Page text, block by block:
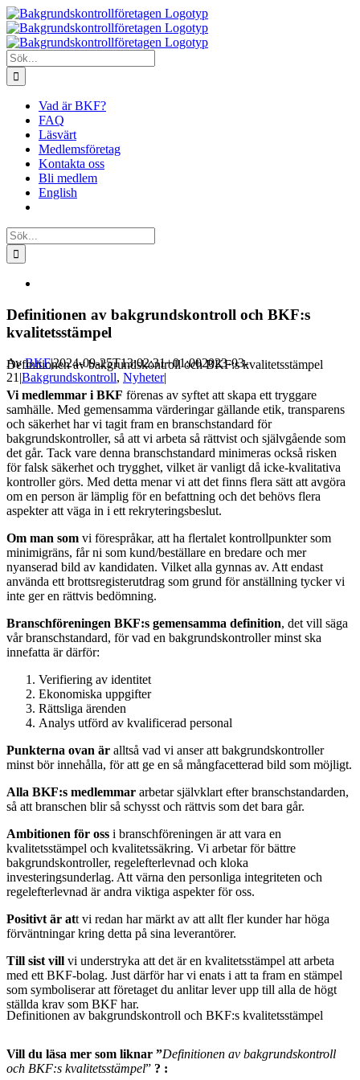
Fortsätt
till
innehållet
Sök
efter:
Vad är BKF?
FAQ
Läsvärt
Medlemsföretag
Kontakta oss
Bli medlem
English
Sök
efter:
bild
Definitionen av bakgrundskontroll och BKF:s
kvalitetsstämpel
AvBKF|2024-09-25T13:02:31+01:002023-03-
21|Bakgrundskontroll, Nyheter|
Definitionen av bakgrundskontroll och BKF:s kvalitetsstämpel
Vi medlemmar i BKF förenas av syftet att skapa ett tryggare
samhälle. Med gemensamma värderingar gällande etik, transparens
och säkerhet har vi tagit fram en branschstandard för
bakgrundskontroller, så att vi arbeta så rättvist och självgående som
det går. Tack vare denna branschstandard minimeras också risken
för falsk säkerhet och trygghet, vilket är vanligt då icke-kvalitativa
kontroller görs. Med detta menar vi att det finns flera sätt att avgöra
om en person är lämplig för en befattning och det behövs flera
aspekter att väga in i ett rekryteringsbeslut.
Om man som vi förespråkar, att ha flertalet kontrollpunkter som
minimigräns, får ni som kund/beställare en bredare och mer
nyanserad bild av kandidaten. Vilket alla gynnas av. Att endast
använda ett brottsregisterutdrag som grund för anställning tycker vi
inte ger en rättvis bedömning.
Branschföreningen BKF:s gemensamma definition, det vill säga
vår branschstandard, för vad en bakgrundskontroller minst ska
innefatta är därför:
Verifiering av identitet
Ekonomiska uppgifter
Rättsliga ärenden
Analys utförd av kvalificerad personal
Punkterna ovan är alltså vad vi anser att bakgrundskontroller
minst bör innehålla, för att ge en så mångfacetterad bild som möjligt.
Alla BKF:s medlemmar arbetar självklart efter branschstandarden,
så att branschen blir så schysst och rättvis som det bara går.
Ambitionen för oss i branschföreningen är att vara en
kvalitetsstämpel och kvalitetssäkring. Vi arbetar för bättre
bakgrundskontroller, regelefterlevnad och kloka
investeringsunderlag. Att värna den personliga integriteten och
regelefterlevnad är andra viktiga aspekter för oss.
Positivt är att vi redan har märkt av att allt fler kunder har höga
förväntningar kring detta på sina leverantörer.
Till sist vill vi understryka att det är en kvalitetsstämpel att arbeta
med ett BKF-bolag. Just därför har vi enats i att ta fram en stämpel
som symboliserar att företaget du anlitar lever upp till alla de högt
ställda krav som BKF har.
Definitionen av bakgrundskontroll och BKF:s kvalitetsstämpel
Vill du läsa mer som liknar ”Definitionen av bakgrundskontroll
och BKF:s kvalitetsstämpel” ? :